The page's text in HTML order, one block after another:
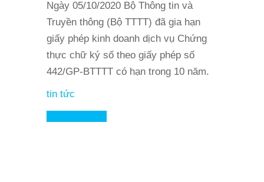
Ngày 05/10/2020 Bộ Thông tin và
Truyền thông (Bộ TTTT) đã gia hạn
giấy phép kinh doanh dịch vụ Chứng
thực chữ ký số theo giấy phép số
442/GP-BTTTT có hạn trong 10 năm.
tin tức